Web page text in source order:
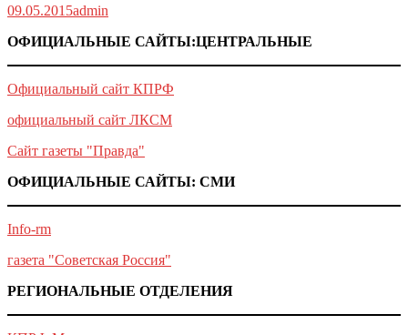
09.05.2015admin
ОФИЦИАЛЬНЫЕ САЙТЫ:ЦЕНТРАЛЬНЫЕ
Официальный сайт КПРФ
официальный сайт ЛКСМ
Сайт газеты "Правда"
ОФИЦИАЛЬНЫЕ САЙТЫ: СМИ
Info-rm
газета "Советская Россия"
РЕГИОНАЛЬНЫЕ ОТДЕЛЕНИЯ